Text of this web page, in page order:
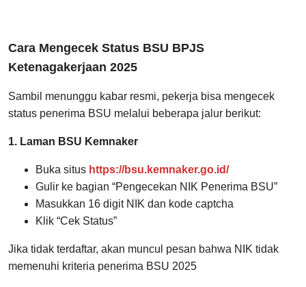
Cara Mengecek Status BSU BPJS
Ketenagakerjaan 2025
Sambil menunggu kabar resmi, pekerja bisa mengecek
status penerima BSU melalui beberapa jalur berikut:
1. Laman BSU Kemnaker
Buka situs https://bsu.kemnaker.go.id/
Gulir ke bagian “Pengecekan NIK Penerima BSU”
Masukkan 16 digit NIK dan kode captcha
Klik “Cek Status”
Jika tidak terdaftar, akan muncul pesan bahwa NIK tidak
memenuhi kriteria penerima BSU 2025